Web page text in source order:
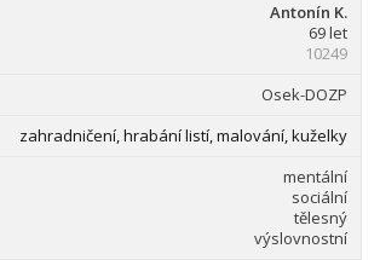
Antonín K.
69 let
10249
Osek-DOZP
zahradničení, hrabání listí, malování, kuželky
mentální
sociální
tělesný
výslovnostní